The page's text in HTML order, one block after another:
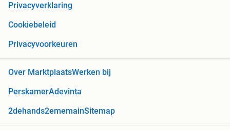
Privacyverklaring
Cookiebeleid
Privacyvoorkeuren
Over MarktplaatsWerken bij
PerskamerAdevinta
2dehands2ememainSitemap